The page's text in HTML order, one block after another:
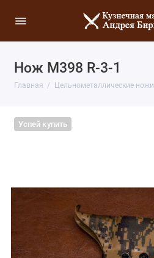
Нож М398 R-3-1
Главная Цельнометаллические ножи
Успей купить